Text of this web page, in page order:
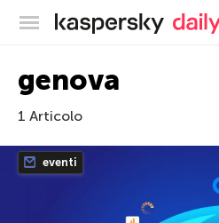
Blog
genova
1 Articolo
eventi